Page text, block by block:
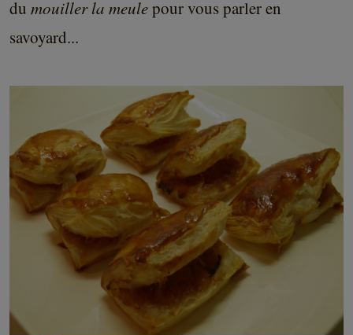
du mouiller la meulepour vous parler en
savoyard...